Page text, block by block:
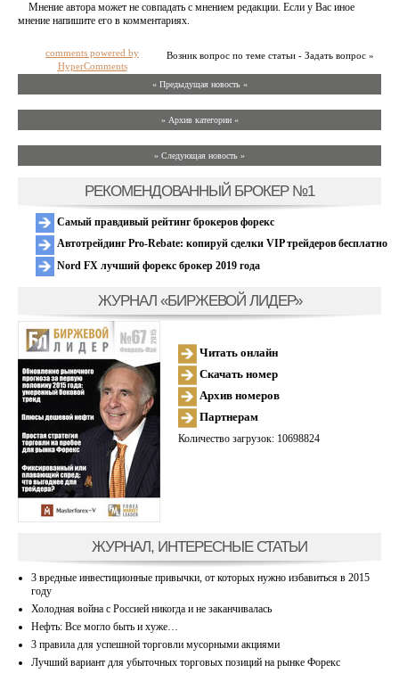
Мнение автора может не совпадать с мнением редакции. Если у Вас иное
мнение напишите его в комментариях.
Возник вопрос по теме статьи - Задать вопрос »
comments powered by
HyperComments
« Предыдущая новость «
» Архив категории «
» Следующая новость »
РЕКОМЕНДОВАННЫЙ БРОКЕР №1
Самый правдивый рейтинг брокеров форекс
Автотрейдинг Pro-Rebate: копируй сделки VIP трейдеров бесплатно
Nord FX лучший форекс брокер 2019 года
ЖУРНАЛ «БИРЖЕВОЙ ЛИДЕР»
Читать онлайн
Скачать номер
Архив номеров
Партнерам
Количество загрузок: 10698824
ЖУРНАЛ, ИНТЕРЕСНЫЕ СТАТЬИ
3 вредные инвестиционные привычки, от которых нужно избавиться в 2015
году
Холодная война с Россией никогда и не заканчивалась
Нефть: Все могло быть и хуже…
3 правила для успешной торговли мусорными акциями
Лучший вариант для убыточных торговых позиций на рынке Форекс